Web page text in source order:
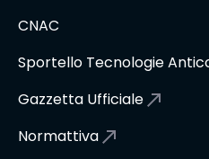
CNAC
Sportello Tecnologie
Gazzetta Ufficiale
Normattiva